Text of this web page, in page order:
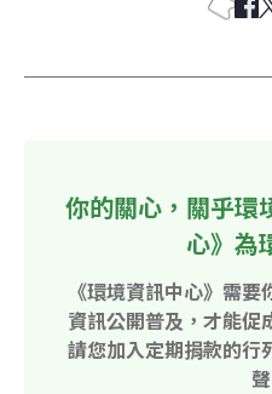
你的關心，關乎
心》為
《環境資訊中心》需
資訊公開普及，才能促
請您加入定期捐款的行